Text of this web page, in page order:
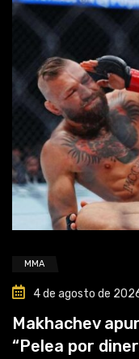
MMA
4 de agosto de 2026
Makhachev
“Pelea por